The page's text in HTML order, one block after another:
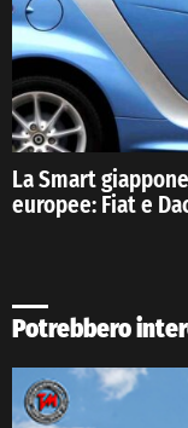
La Smart
europee: Fiat e
Potrebbero